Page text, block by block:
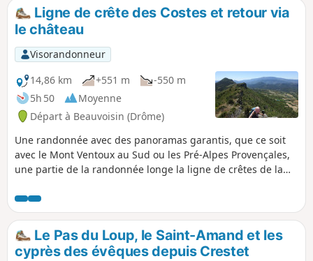
Ligne de crête des Costes et retour via
le château
Visorandonneur
14,86 km
+551 m
-550 m
5h 50
Moyenne
Départ à Beauvoisin (Drôme)
Une randonnée avec des panoramas garantis, que ce soit
avec le Mont Ventoux au Sud ou les Pré-Alpes Provençales,
une partie de la randonnée longe la ligne de crêtes de la
d'un ancien château que l'on ne soupçonne pas du tout.
Variante de la randonnée de Jacky Anx :
https://www.visorando.com/randonnee-beau...
Le Pas du Loup, le Saint-Amand et les
cyprès des évêques depuis Crestet